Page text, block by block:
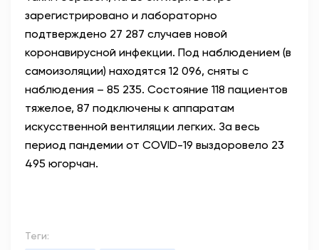
зарегистрировано и лабораторно
подтверждено 27 287 случаев новой
коронавирусной инфекции. Под наблюдением (в
самоизоляции) находятся 12 096, сняты с
наблюдения – 85 235. Состояние 118 пациентов
тяжелое, 87 подключены к аппаратам
искусственной вентиляции легких. За весь
период пандемии от COVID-19 выздоровело 23
495 югорчан.
Теги: